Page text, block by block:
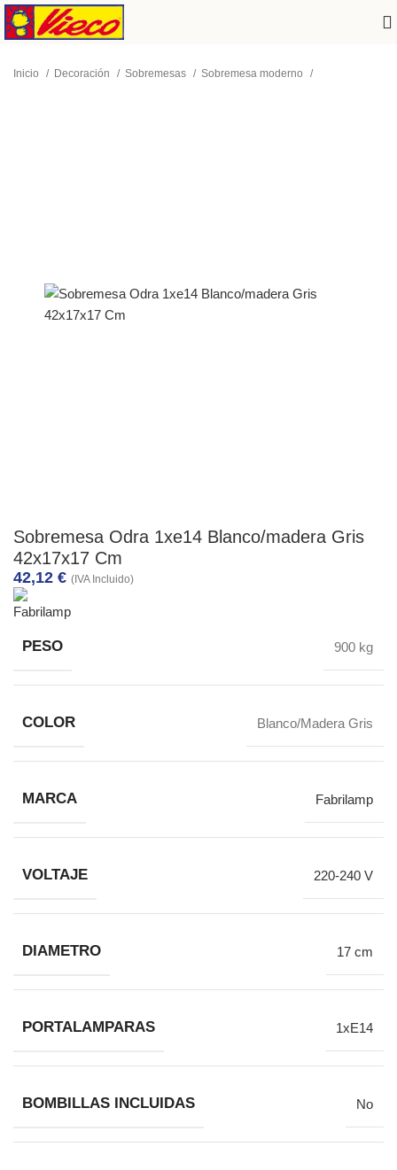
Inicio Decoración Sobremesas Sobremesa moderno
Sobremesa Odra 1xe14 Blanco/madera Gris
42x17x17 Cm
42,12 € (IVA Incluido)
PESO 900 kg
COLOR Blanco/Madera Gris
MARCA Fabrilamp
VOLTAJE 220-240 V
DIAMETRO 17 cm
PORTALAMPARAS 1xE14
BOMBILLAS INCLUIDAS No